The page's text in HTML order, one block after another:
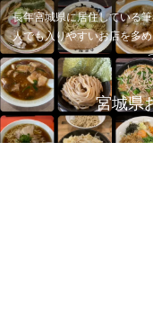
長年宮城県に居住している
人でも入りやすいお店を多
宮城県